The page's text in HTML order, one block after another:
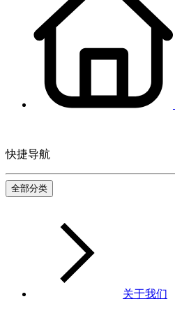
快捷导航
全部分类
关于我们